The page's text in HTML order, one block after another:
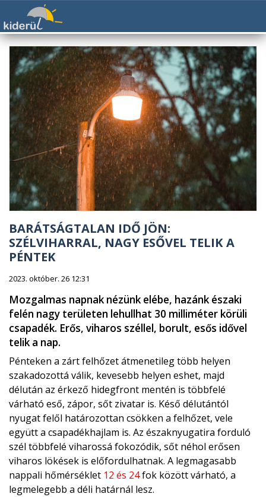
BARÁTSÁGTALAN IDŐ JÖN:
SZÉLVIHARRAL, NAGY ESŐVEL TELIK A
PÉNTEK
2023. október. 26 12:31
Mozgalmas napnak nézünk elébe, hazánk északi
felén nagy területen lehullhat 30 milliméter körüli
csapadék. Erős, viharos széllel, borult, esős idővel
telik a nap.
Pénteken a zárt felhőzet átmenetileg több helyen
szakadozottá válik, kevesebb helyen eshet, majd
délután az érkező hidegfront mentén is többfelé
várható eső, zápor, sőt zivatar is. Késő délutántól
nyugat felől határozottan csökken a felhőzet, vele
együtt a csapadékhajlam is. Az északnyugatira forduló
szél többfelé viharossá fokozódik, sőt néhol erősen
viharos lökések is előfordulhatnak. A legmagasabb
nappali hőmérséklet 12 és 24fok között várható, a
legmelegebb a déli határnál lesz.